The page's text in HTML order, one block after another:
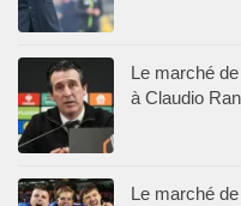
Le marché
à Claudio
Le marché